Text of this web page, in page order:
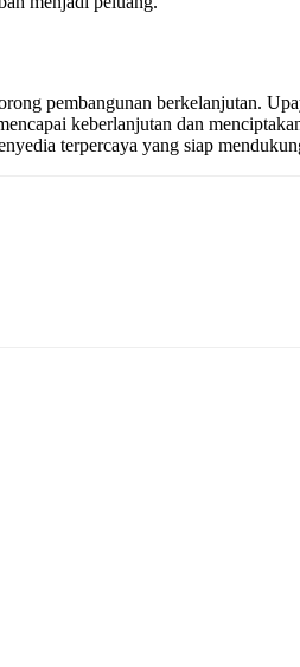
pembangunan berkelanjutan.
keberlanjutan dan
terpercaya yang siap